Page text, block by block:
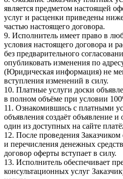
является предметом настоящей
услуг и расценки приведены
частью настоящего договора.
9. Исполнитель имеет право в
условия настоящего договора и
без предварительного
опубликовать изменения по
(Юридическая информация) не
вступления изменений в силу.
10. Платные услуги доски
в полном объёме при условии
11. Ознакомившись с платными
объявления создаёт объявление и
один из доступных на сайте
12. После проведения
и перечисления денежных
договор оферты вступает в силу.
13. Исполнитель обеспечивает
консультационных услуг